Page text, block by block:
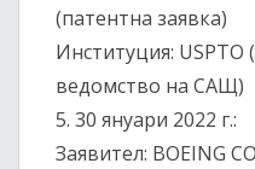
(патентна заявка)
Институция:
ведомство на САЩ)
5.⁠ ⁠30 януари 2022 г.:
Заявител: BOEING